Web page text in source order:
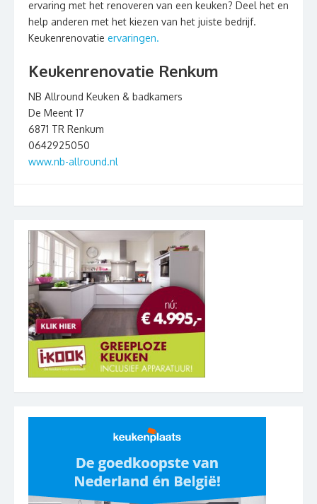
ervaring met het renoveren van een keuken? Deel het en
help anderen met het kiezen van het juiste bedrijf.
Keukenrenovatie ervaringen.
Keukenrenovatie Renkum
NB Allround Keuken & badkamers
De Meent 17
6871 TR Renkum
0642925050
www.nb-allround.nl